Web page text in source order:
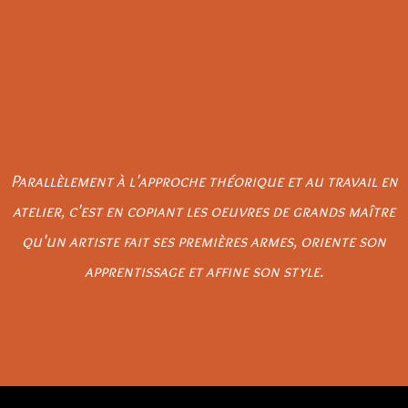
Parallèlement à l'approche théorique et au travail en
atelier, c'est en copiant les oeuvres de grands maître
qu'un artiste fait ses premières armes, oriente son
apprentissage et affine son style.